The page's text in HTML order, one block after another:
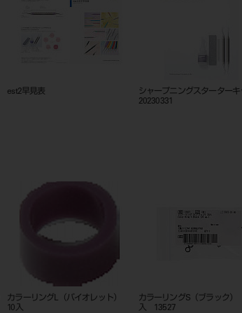
est2シリーズカタログ est2早見表
カラーリングS（ブルー） 20
入 13526
カラーリングＳ ２０入